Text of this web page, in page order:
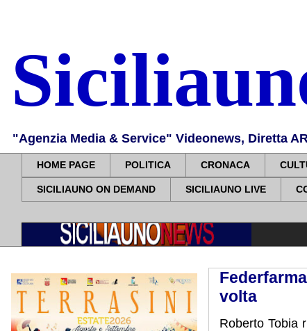
"Agenzia Media & Service" Videonews, Diretta
HOME PAGE POLITICA CRONACA
SICILIAUNO ON DEMAND SICILIAUNO LIVE
volta
Roberto Tobia